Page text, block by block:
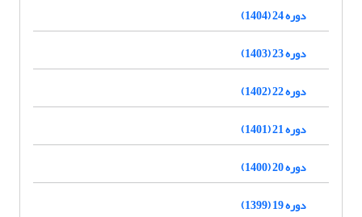
دوره 24 (1404)
دوره 23 (1403)
دوره 22 (1402)
دوره 21 (1401)
دوره 20 (1400)
دوره 19 (1399)